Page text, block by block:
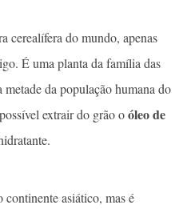
cerealífera do mundo, apenas
É uma planta da família das
da população humana do
extrair do grão oóleo de
asiático, mas é